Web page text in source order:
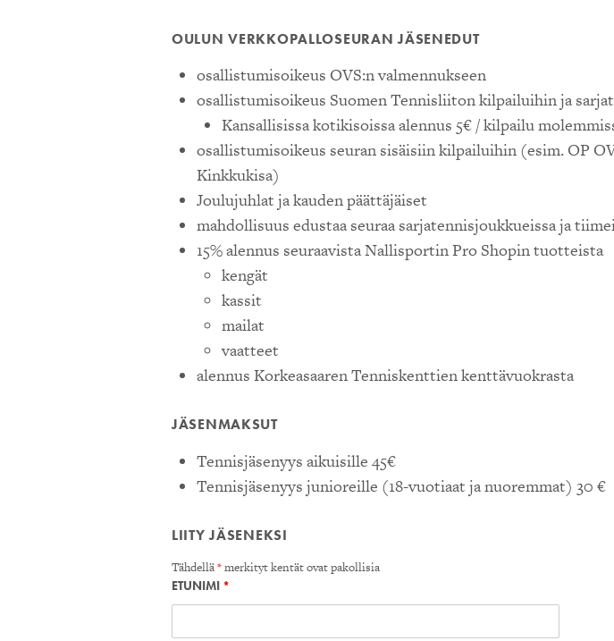
OULUN VERKKOPALLOSEURAN JÄSENEDUT
osallistumisoikeus OVS:n valmennukseen
osallistumisoikeus Suomen Tennisliiton kilpailuihin ja
Kansallisissa kotikisoissa alennus 5€ / kilpailu
osallistumisoikeus seuran sisäisiin kilpailuihin (esim. OP
Kinkkukisa)
Joulujuhlat ja kauden päättäjäiset
mahdollisuus edustaa seuraa sarjatennisjoukkueissa ja
15% alennus seuraavista Nallisportin Pro Shopin tuotteista
kengät
kassit
mailat
vaatteet
alennus Korkeasaaren Tenniskenttien kenttävuokrasta
JÄSENMAKSUT
Tennisjäsenyys aikuisille 45€
Tennisjäsenyys junioreille (18-vuotiaat ja nuoremmat) 30 €
LIITY JÄSENEKSI
Tähdellä*merkityt kentät ovat pakollisia
ETUNIMI *